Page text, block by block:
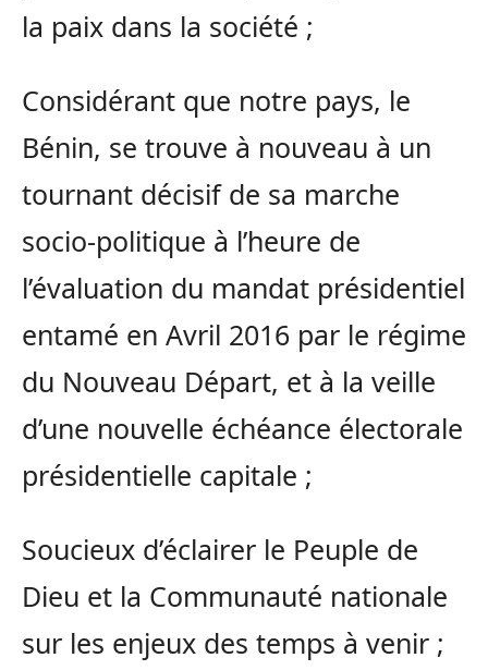
la paix dans la société ;
Considérant que notre pays, le
Bénin, se trouve à nouveau à un
tournant décisif de sa marche
socio-politique à l’heure de
l’évaluation du mandat présidentiel
entamé en Avril 2016 par le régime
du Nouveau Départ, et à la veille
d’une nouvelle échéance électorale
présidentielle capitale ;
Soucieux d’éclairer le Peuple de
Dieu et la Communauté nationale
sur les enjeux des temps à venir ;